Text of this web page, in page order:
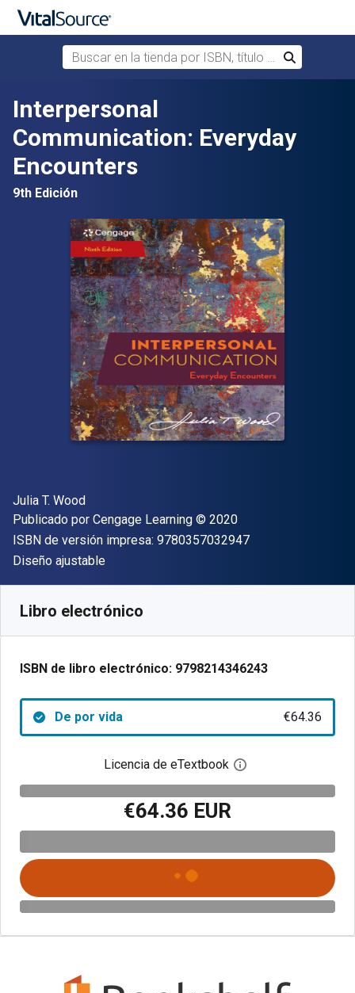
Saltar al contenido principal
Buscar en la tienda por ISBN, título o autor
Buscar
Interpersonal
Communication: Everyday
Encounters
9th Edición
Autor(es)
Julia T. Wood
Editorial
Publicado por Cengage Learning Copyright
© 2020
ISBN de versión impresa: 9780357032947"ISBN-13
Formato
Diseño ajustable
Libro electrónico
ISBN de libro electrónico: 9798214346243
De por vida €64.36
Licencia de eTextbook Abre el cuadro de
€64.36 EUR